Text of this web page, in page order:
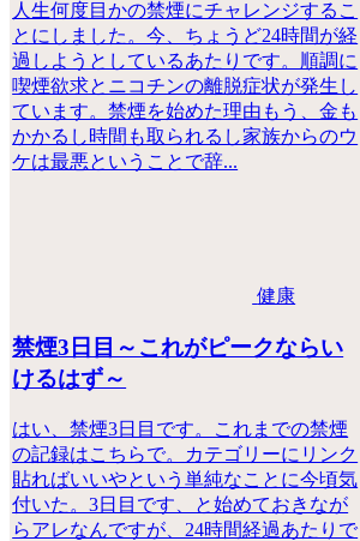
人生何度目かの禁煙にチャレンジするこ
とにしました。今、ちょうど24時間が経
過しようとしているあたりです。順調に
喫煙欲求とニコチンの離脱症状が発生し
ています。禁煙を始めた理由もう、金も
かかるし時間も取られるし家族からのウ
ケは最悪ということで辞...
健康
禁煙3日目～これがピークならい
けるはず～
はい、禁煙3日目です。これまでの禁煙
の記録はこちらで。カテゴリーにリンク
貼ればいいやという単純なことに今頃気
付いた。3日目です、と始めておきなが
らアレなんですが、24時間経過あたりで